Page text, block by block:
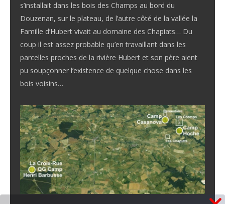
s’installait dans les bois des Champs au bord du
Douzenan, sur le plateau, de l’autre côté de la vallée la
Famille d’Hubert vivait au domaine des Chapiats… Du
coup il est assez probable qu’en travaillant dans les
parcelles proches de la rivière Hubert et son père aient
pu soupçonner l’existence de quelque chose dans les
bois voisins…